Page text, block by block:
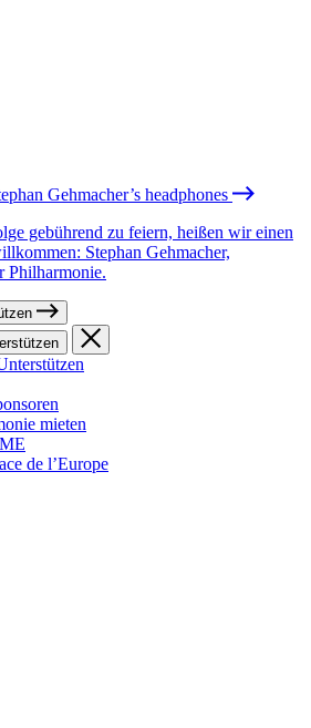
Gehmacher’s headphones
gebührend zu feiern, heißen wir einen
Stephan Gehmacher,
Philharmonie.
mieten
de l’Europe